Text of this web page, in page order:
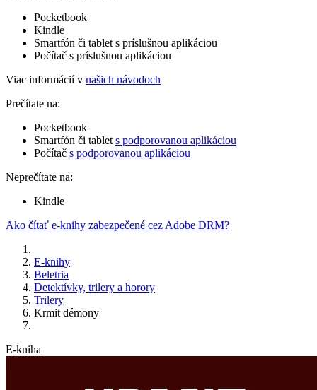
Pocketbook
Kindle
Smartfón či tablet s príslušnou aplikáciou
Počítač s príslušnou aplikáciou
Viac informácií v našich návodoch
Prečítate na:
Pocketbook
Smartfón či tablet s podporovanou aplikáciou
Počítač s podporovanou aplikáciou
Neprečítate na:
Kindle
Ako čítať e-knihy zabezpečené cez Adobe DRM?
E-knihy
Beletria
Detektívky, trilery a horory
Trilery
Krmit démony
E-kniha